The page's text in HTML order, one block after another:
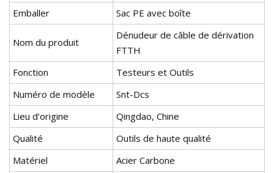
Emballer
Sac PE avec boîte
Nom du produit
Dénudeur de câble de dérivation
FTTH
Fonction
Testeurs et Outils
Numéro de modèle
Snt-Dcs
Lieu d'origine
Qingdao, Chine
Qualité
Outils de haute qualité
Matériel
Acier Carbone